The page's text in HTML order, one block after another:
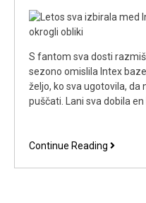
S fantom sva dosti
sezono omislila Intex
željo, ko sva ugotovila, da
puščati. Lani sva dobila
Continue Reading Letos